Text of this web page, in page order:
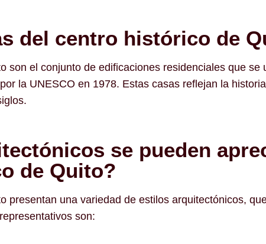
del centro histórico de
son el conjunto de edificaciones residenciales que
la UNESCO en 1978. Estas casas reflejan la
se pueden
de Quito?
presentan una variedad de estilos arquitectónicos,
son: